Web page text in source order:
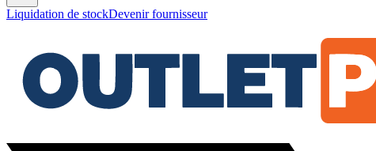
Liquidation de stockDevenir fournisseur